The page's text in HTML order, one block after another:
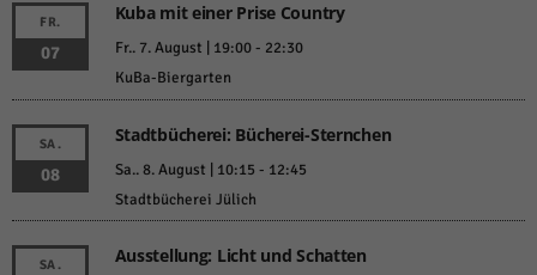
FR.
07
Kuba mit einer Prise Country
Fr.. 7. August | 19:00- 22:30
KuBa-Biergarten
SA.
08
Stadtbücherei: Bücherei-Sternchen
Sa.. 8. August | 10:15 - 12:45
Stadtbücherei Jülich
SA. Ausstellung: Licht und Schatten